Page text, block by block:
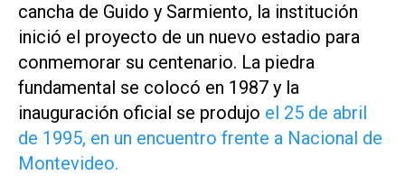
cancha de Guido y Sarmiento, la institución
inició el proyecto de un nuevo estadio para
conmemorar su centenario. La piedra
fundamental se colocó en 1987 y la
inauguración oficial se produjo el 25 de abril
de 1995, en un encuentro frente a Nacional de
Montevideo.